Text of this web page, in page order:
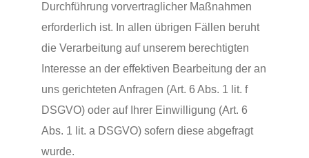
Durchführung vorvertraglicher Maßnahmen
erforderlich ist. In allen übrigen Fällen beruht
die Verarbeitung auf unserem berechtigten
Interesse an der effektiven Bearbeitung der an
uns gerichteten Anfragen (Art. 6 Abs. 1 lit. f
DSGVO) oder auf Ihrer Einwilligung (Art. 6
Abs. 1 lit. a DSGVO) sofern diese abgefragt
wurde.